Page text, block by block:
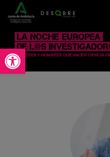
Abrir barra de herramientas